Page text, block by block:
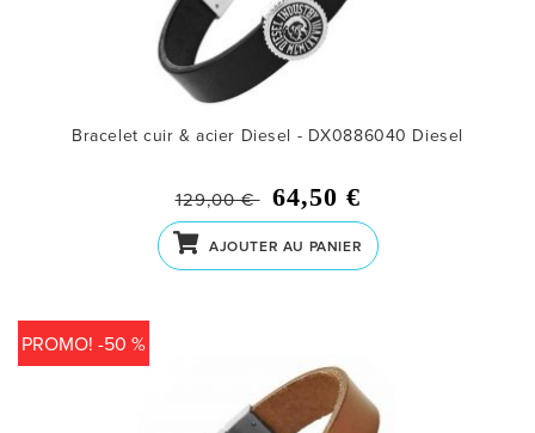
Bracelet cuir & acier Diesel - DX0886040 Diesel
129,00 € 64,50 €
AJOUTER AU PANIER
PROMO! -50 %